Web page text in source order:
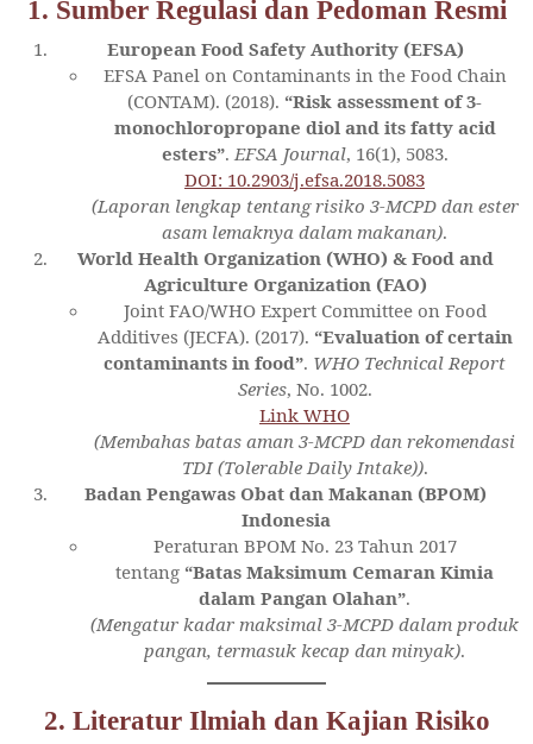
1. Sumber Regulasi dan Pedoman Resmi
European Food Safety Authority (EFSA)
EFSA Panel on Contaminants in the Food Chain
(CONTAM). (2018). “Risk assessment of 3‐
monochloropropane diol and its fatty acid
esters”. EFSA Journal, 16(1), 5083.
DOI: 10.2903/j.efsa.2018.5083
(Laporan lengkap tentang risiko 3-MCPD dan ester
asam lemaknya dalam makanan).
World Health Organization (WHO) & Food and
Agriculture Organization (FAO)
Joint FAO/WHO Expert Committee on Food
Additives (JECFA). (2017). “Evaluation of certain
contaminants in food”. WHO Technical Report
Series, No. 1002.
Link WHO
(Membahas batas aman 3-MCPD dan rekomendasi
TDI (Tolerable Daily Intake)).
Badan Pengawas Obat dan Makanan (BPOM)
Indonesia
Peraturan BPOM No. 23 Tahun 2017
tentang “Batas Maksimum Cemaran Kimia
dalam Pangan Olahan”.
(Mengatur kadar maksimal 3-MCPD dalam produk
pangan, termasuk kecap dan minyak).
2. Literatur Ilmiah dan Kajian Risiko